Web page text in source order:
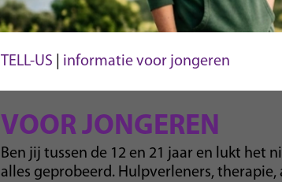
TELL-US informatie voor jongeren
VOOR JONGEREN
Ben jij tussen de 12 en 21 jaar en lukt het
alles geprobeerd. Hulpverleners,